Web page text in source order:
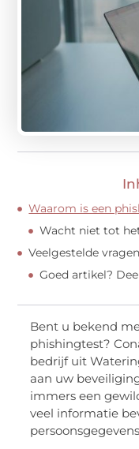
Waarom is een
Wacht niet tot
Veelgestelde vragen
Goed artikel?
Bent u bekend
phishingtest?
bedrijf uit
aan uw
immers een
veel informatie